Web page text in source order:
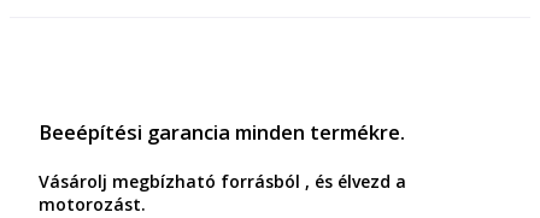
Beeépítési garancia minden termékre.
Vásárolj megbízható forrásból , és élvezd a
motorozást.